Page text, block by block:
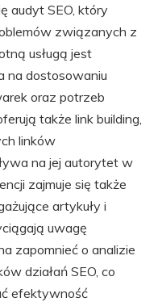
audyt SEO, który
związanych z
usługą jest
na dostosowaniu
oraz potrzeb
także link building,
linków
na jej autorytet w
zajmuje się także
artykuły i
uwagę
zapomnieć o analizie
działań SEO, co
efektywność